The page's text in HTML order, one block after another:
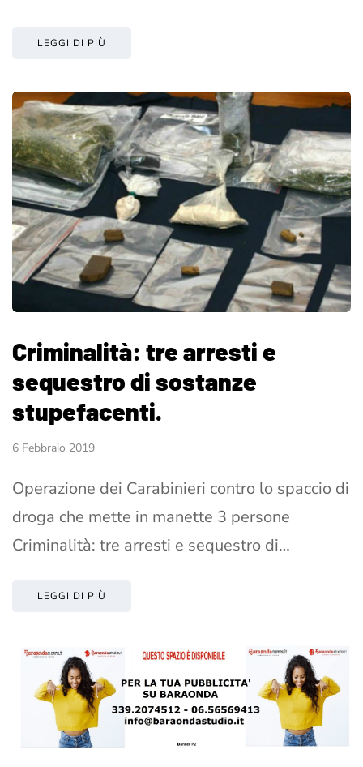
LEGGI DI PIÙ
Criminalità: tre arresti e
sequestro di sostanze
stupefacenti.
6 Febbraio 2019
Operazione dei Carabinieri contro lo spaccio di
droga che mette in manette 3 persone
Criminalità: tre arresti e sequestro di…
LEGGI DI PIÙ